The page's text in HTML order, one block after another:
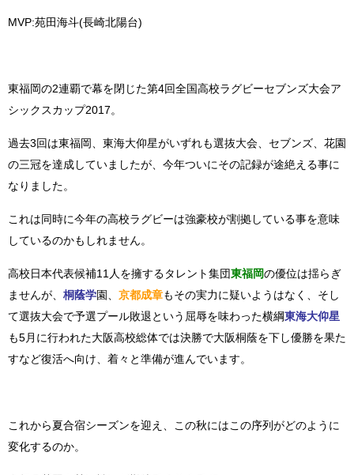
MVP:苑田海斗(長崎北陽台)
東福岡の2連覇で幕を閉じた第4回全国高校ラグビーセブンズ大会ア
シックスカップ2017。
過去3回は東福岡、東海大仰星がいずれも選抜大会、セブンズ、花園
の三冠を達成していましたが、今年ついにその記録が途絶える事に
なりました。
これは同時に今年の高校ラグビーは強豪校が割拠している事を意味
しているのかもしれません。
高校日本代表候補11人を擁するタレント集団東福岡の優位は揺らぎ
ませんが、 桐蔭学園、 京都成章もその実力に疑いようはなく、そし
て選抜大会で予選プール敗退という屈辱を味わった横綱東海大仰星
も5月に行われた大阪高校総体では決勝で大阪桐蔭を下し優勝を果た
すなど復活へ向け、着々と準備が進んでいます。
これから夏合宿シーズンを迎え、この秋にはこの序列がどのように
変化するのか。